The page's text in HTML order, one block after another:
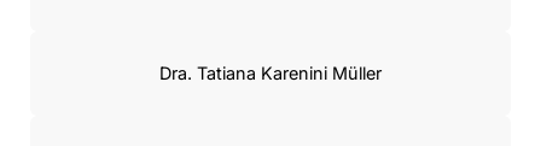
Dra. Tatiana Karenini Müller